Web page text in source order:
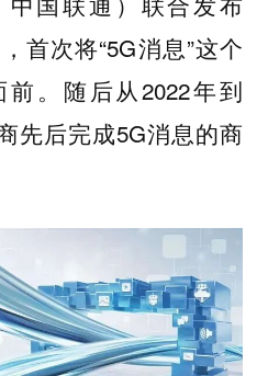
首次将“5G消息”这个
。随后从2022年到
先后完成5G消息的商